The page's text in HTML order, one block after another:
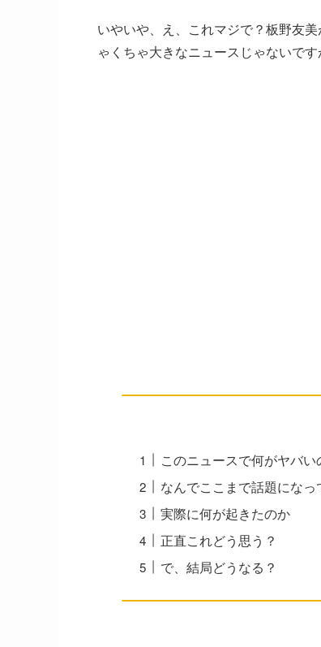
いやいや、え、これマジで？板野友
ゃくちゃ大きなニュースじゃないです
このニュースで何がヤバい
なんでここまで話題になっ
実際に何が起きたのか
正直これどう思う？
で、結局どうなる？